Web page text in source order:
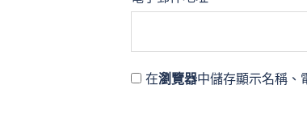
在瀏覽器中儲存顯示名稱、